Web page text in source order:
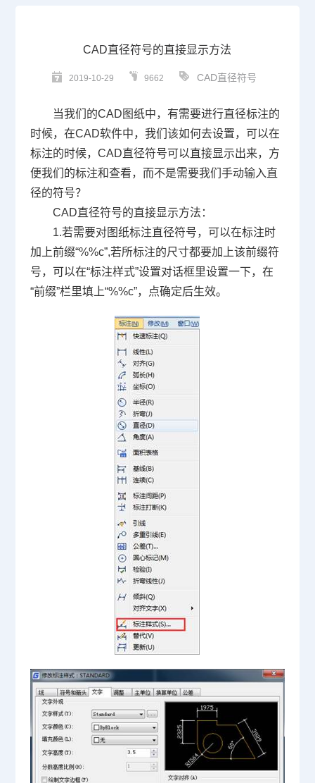
CAD直径符号的直接显示方法
2019-10-29 9662 CAD直径符号
当我们的CAD 图纸中，有需要进行直径标注的
时候，在CAD软件中，我们该如何去设置，可以在
标注的时候， CAD 直径符号可以直接显示出来，方
便我们的标注和查看，而不是需要我们手动输入直
径的符号？
CAD 直径符号的直接显示方法：
1.若需要对图纸标注直径符号，可以在标注时
加上前缀“%%c”,若所标注的尺寸都要加上该前缀符
号，可以在“标注样式”设置对话框里设置一下，在
“前缀”栏里填上“%%c”，点确定后生效。